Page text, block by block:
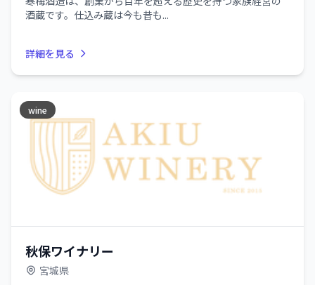
酒蔵です。仕込み蔵は今も昔も...
詳細を見る
wine
秋保ワイナリー
宮城県